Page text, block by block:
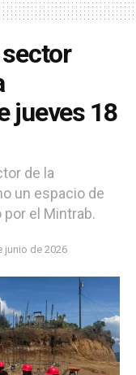
jueves 18
de la
un espacio de
el Mintrab.
junio de 2026